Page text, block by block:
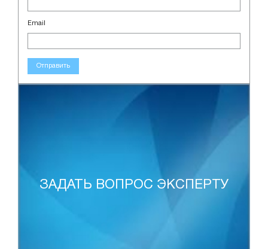
Email
Отправить
ЗАДАТЬ ВОПРОС ЭКСПЕРТУ